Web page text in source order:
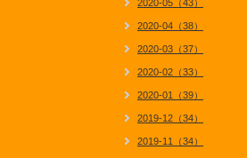
2020-05（43）
2020-04（38）
2020-03（37）
2020-02（33）
2020-01（39）
2019-12（34）
2019-11（34）